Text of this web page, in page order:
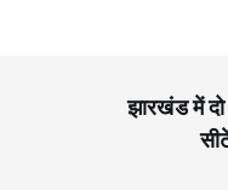
झारखंड में